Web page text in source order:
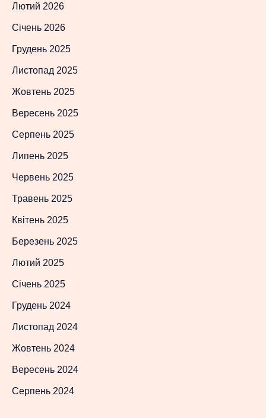
Лютий 2026
Січень 2026
Грудень 2025
Листопад 2025
Жовтень 2025
Вересень 2025
Серпень 2025
Липень 2025
Червень 2025
Травень 2025
Квітень 2025
Березень 2025
Лютий 2025
Січень 2025
Грудень 2024
Листопад 2024
Жовтень 2024
Вересень 2024
Серпень 2024